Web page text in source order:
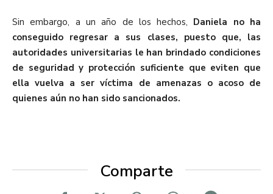
Sin embargo, a un año de los hechos, Daniela no ha
conseguido regresar a sus clases, puesto que, las
autoridades universitarias le han brindado condiciones
de seguridad y protección suficiente que eviten que
ella vuelva a ser víctima de amenazas o acoso de
quienes aún no han sido sancionados.
Comparte